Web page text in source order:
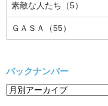
素敵な人たち（5）
ＧＡＳＡ（55）
バックナンバー